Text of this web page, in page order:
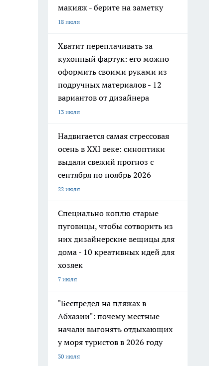
макияж - берите на заметку
18 июля
Хватит переплачивать за
кухонный фартук: его можно
оформить своими руками из
подручных материалов - 12
вариантов от дизайнера
13 июля
Надвигается самая стрессовая
осень в XXI веке: синоптики
выдали свежий прогноз с
сентября по ноябрь 2026
22 июля
Специально коплю старые
пуговицы, чтобы сотворить из
них дизайнерские вещицы для
дома - 10 креативных идей для
хозяек
7 июля
"Беспредел на пляжах в
Абхазии": почему местные
начали выгонять отдыхающих
у моря туристов в 2026 году
30 июля